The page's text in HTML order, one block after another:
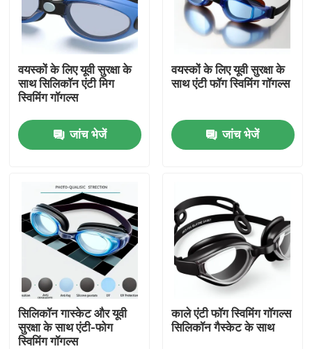
उत्पादों
हमारे बारे में
कारखाना भ्रमण
संपर्क करें
वयस्कों के लिए यूवी सुरक्षा के
साथ सिलिकॉन एंटी मिग
स्विमिंग गॉगल्स
जांच भेजें
वयस्कों के लिए यूवी सुरक्षा के
साथ एंटी फॉग स्विमिंग गॉगल्स
जांच भेजें
सिलिकॉन गास्केट और यूवी
सुरक्षा के साथ एंटी-फोग
स्विमिंग गॉगल्स
काले एंटी फॉग स्विमिंग गॉगल्स
सिलिकॉन गैस्केट के साथ